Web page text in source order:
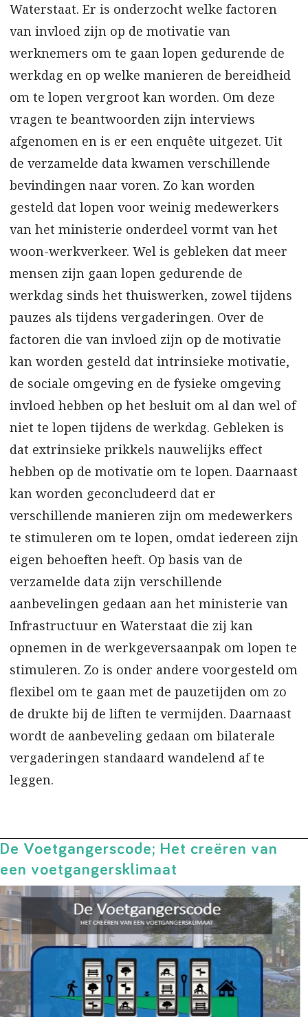
Waterstaat. Er is onderzocht welke factoren
van invloed zijn op de motivatie van
werknemers om te gaan lopen gedurende de
werkdag en op welke manieren de bereidheid
om te lopen vergroot kan worden. Om deze
vragen te beantwoorden zijn interviews
afgenomen en is er een enquête uitgezet. Uit
de verzamelde data kwamen verschillende
bevindingen naar voren. Zo kan worden
gesteld dat lopen voor weinig medewerkers
van het ministerie onderdeel vormt van het
woon-werkverkeer. Wel is gebleken dat meer
mensen zijn gaan lopen gedurende de
werkdag sinds het thuiswerken, zowel tijdens
pauzes als tijdens vergaderingen. Over de
factoren die van invloed zijn op de motivatie
kan worden gesteld dat intrinsieke motivatie,
de sociale omgeving en de fysieke omgeving
invloed hebben op het besluit om al dan wel of
niet te lopen tijdens de werkdag. Gebleken is
dat extrinsieke prikkels nauwelijks effect
hebben op de motivatie om te lopen. Daarnaast
kan worden geconcludeerd dat er
verschillende manieren zijn om medewerkers
te stimuleren om te lopen, omdat iedereen zijn
eigen behoeften heeft. Op basis van de
verzamelde data zijn verschillende
aanbevelingen gedaan aan het ministerie van
Infrastructuur en Waterstaat die zij kan
opnemen in de werkgeversaanpak om lopen te
stimuleren. Zo is onder andere voorgesteld om
flexibel om te gaan met de pauzetijden om zo
de drukte bij de liften te vermijden. Daarnaast
wordt de aanbeveling gedaan om bilaterale
vergaderingen standaard wandelend af te
leggen.
De Voetgangerscode; Het creëren van
een voetgangersklimaat